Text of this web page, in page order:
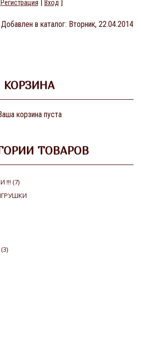
Регистрация | Вход ]
Добавлен в каталог: Вторник, 22.04.2014
КОРЗИНА
корзина пуста
ТОВАРОВ
!!! (7)
(3)